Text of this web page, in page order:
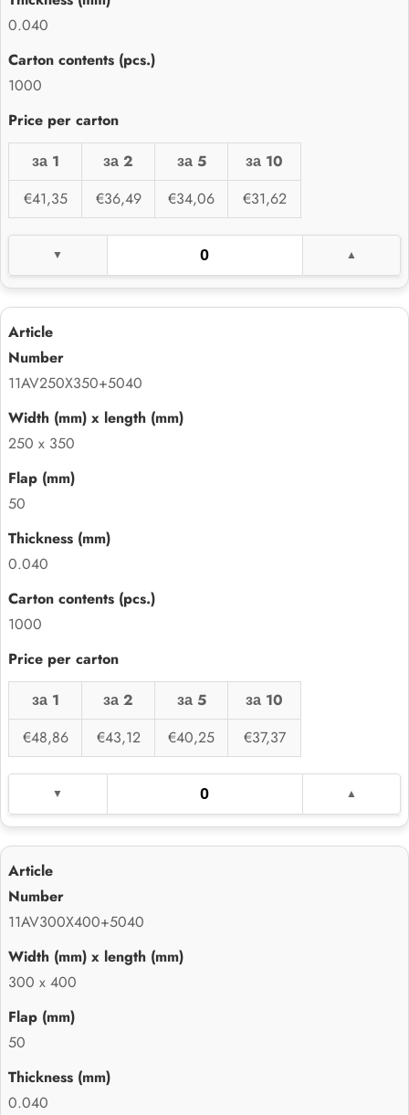
0.040
1000
за 1 за 2 за 5
за 10
€41,35
€36,49 €34,06 €31,62
11AV250X350+5040
250 x 350
50
0.040
1000
за 1 за 2 за 5
за 10
€48,86
€43,12 €40,25 €37,37
11AV300X400+5040
300 x 400
50
0.040